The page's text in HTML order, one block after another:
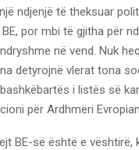
ndjenjë të theksuar
por mbi të gjitha për
në vend. Nuk
detyrojnë vlerat tona
i listës së
për Ardhmëri
BE-së është e